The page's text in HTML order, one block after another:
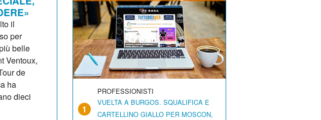
il
per
belle
Ventoux,
de
ha
dieci
1
PROFESSIONISTI
VUELTA A BURGOS. SQUALIFICA E
CARTELLINO GIALLO PER MOSCON,